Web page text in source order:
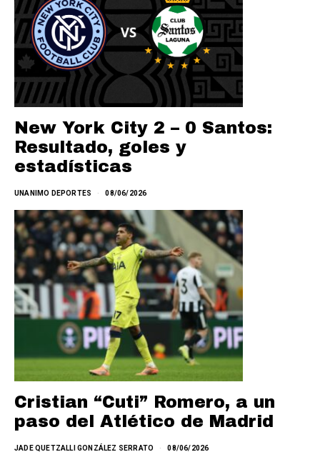
New York City 2 – 0 Santos:
Resultado, goles y
estadísticas
UNANIMO DEPORTES 08/06/2026
Cristian “Cuti” Romero, a un
paso del Atlético de Madrid
JADE QUETZALLI GONZÁLEZ SERRATO 08/06/2026